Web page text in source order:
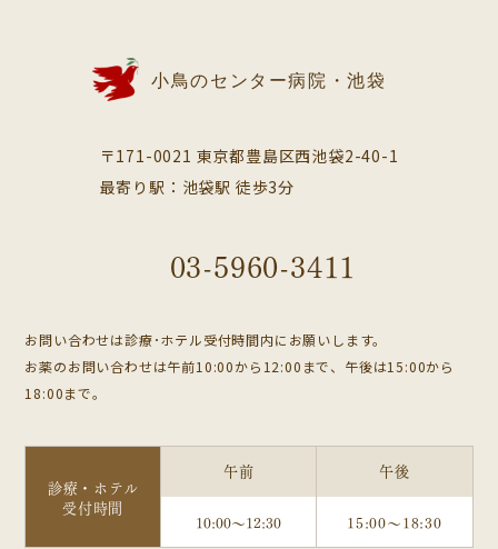
小鳥のセンター病院・池袋
〒171-0021 東京都豊島区西池袋2-40-1
最寄り駅：池袋駅 徒歩3分
03-5960-3411
お問い合わせは診療･ホテル受付時間内にお願いします。
お薬のお問い合わせは午前10:00から12:00まで、午後は15:00から
18:00まで。
診療・ホテル
受付時間
午前 午後
10:00～12:30 15:00～18:30